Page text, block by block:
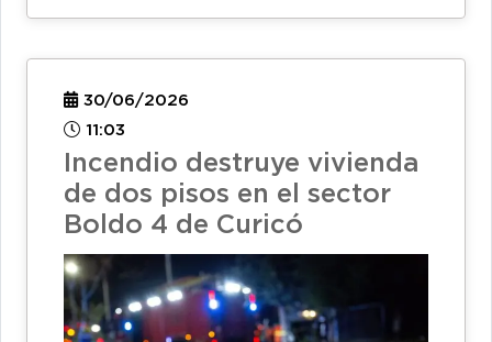
30/06/2026
11:03
Incendio destruye vivienda
de dos pisos en el sector
Boldo 4 de Curicó